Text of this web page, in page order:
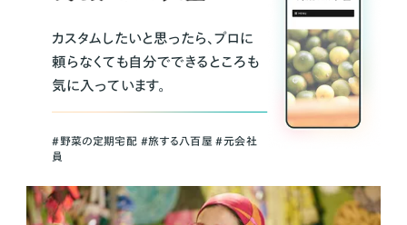
カスタムしたいと思ったら、プロに
頼らなくても自分でできるところも
気に入っています。
＃野菜の定期宅配 ＃旅する八百屋 ＃元会社
員